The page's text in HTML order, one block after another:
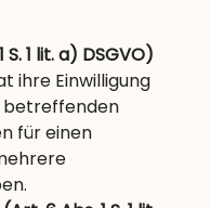
1 lit. a) DSGVO)
ihre Einwilligung
betreffenden
für einen